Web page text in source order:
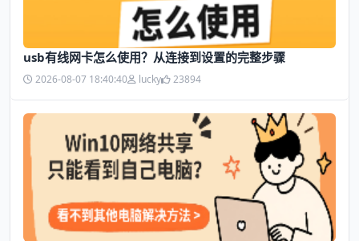
usb有线网卡怎么使用？从连接到设置的完整步骤
2026-08-07 18:40:40 lucky 23894